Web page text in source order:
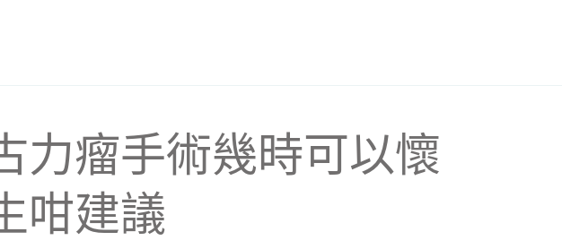
力瘤手術幾時可以懷
咁建議